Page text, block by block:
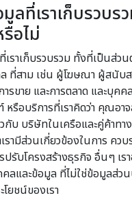
ลที่เราเก็บรวบร
อไม่
ราเก็บรวบรวม ทั้งที่เป็นส่วน
ที่สาม เช่น ผู้โฆษณา ผู้สนับ
รขาย และการตลาด และบุค
รือบริการที่เราคิดว่า คุณอาจ
บ บริษัทในเครือและคู่ค้าทา
รามีส่วนเกี่ยวข้องในการ คว
รับโครงสร้างธุรกิจ อื่นๆ เร
ลและข้อมูล ที่ไม่ใช่ข้อมูลส่
ยชน์ของเรา